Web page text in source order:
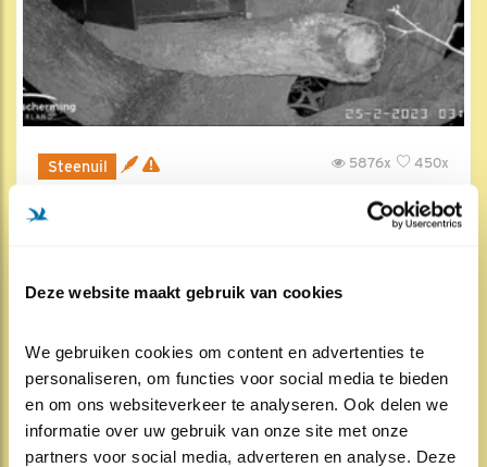
Deze website maakt gebruik van cookies
We gebruiken cookies om content en advertenties te
personaliseren, om functies voor social media te bieden
en om ons websiteverkeer te analyseren. Ook delen we
informatie over uw gebruik van onze site met onze
partners voor social media, adverteren en analyse. Deze
Steenuil 450x
5876x
Het eerste ongemak